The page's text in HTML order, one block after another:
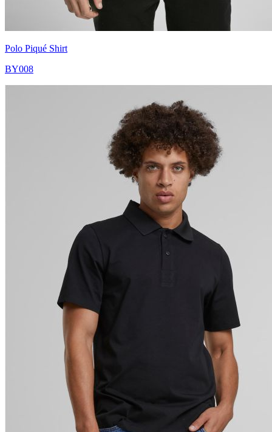
Polo Piqué Shirt
BY008